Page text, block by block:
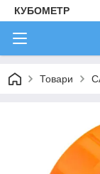
КУБОМЕТР
Товари